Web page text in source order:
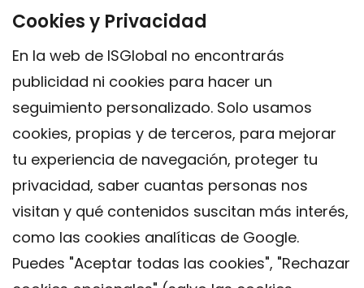
Cookies y Privacidad
En la web de ISGlobal no encontrarás
publicidad ni cookies para hacer un
seguimiento personalizado. Solo usamos
cookies, propias y de terceros, para mejorar
tu experiencia de navegación, proteger tu
privacidad, saber cuantas personas nos
visitan y qué contenidos suscitan más interés,
como las cookies analíticas de Google.
Puedes "Aceptar todas las cookies", "Rechazar